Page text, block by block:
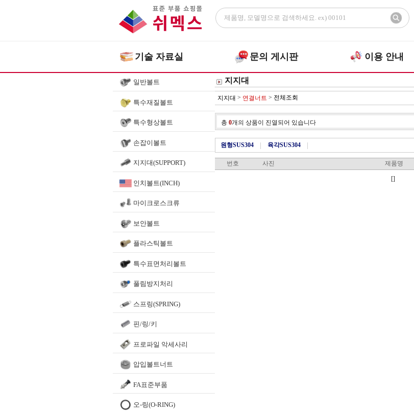
기술 자료실 문의 게시판 이용 안내
일반볼트
특수재질볼트
특수형상볼트
손잡이볼트
지지대(SUPPORT)
인치볼트(INCH)
마이크로스크류
보안볼트
플라스틱볼트
특수표면처리볼트
풀림방지처리
스프링(SPRING)
핀/링/키
프로파일 악세사리
압입볼트너트
FA표준부품
오-링(O-RING)
지지대
지지대 > 연결너트 > 전체조회
총 0개의 상품이 진열되어 있습니다
원형SUS304 육각SUS304
번호 사진 제품명
[]